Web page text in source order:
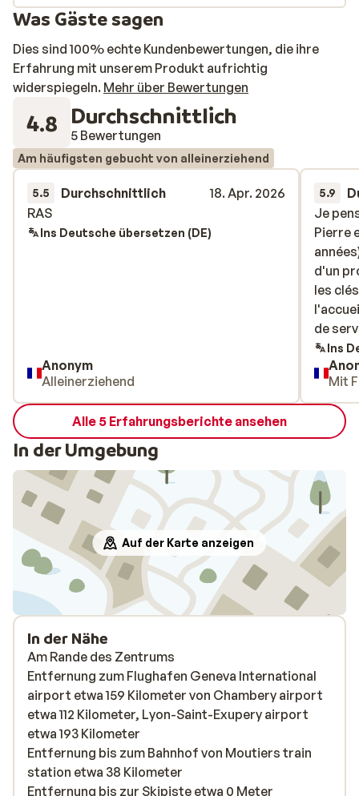
Was Gäste sagen
Dies sind 100% echte Kundenbewertungen, die ihre
Erfahrung mit unserem Produkt aufrichtig
widerspiegeln. Mehr über Bewertungen
4.8 Durchschnittlich
5 Bewertungen
Am häufigsten gebucht von alleinerziehend
5.5 Durchschnittlich
18. Apr. 2026
RAS
RAS
Ins Deutsche übersetzen (DE)
Anonym
Alleinerziehend
5.9
Je
Pierre
d'un
les
de
tarif
Je
Pierre
d'un
les
de
Ins
Mit
Alle 5 Erfahrungsberichte ansehen
In der Umgebung
Auf der Karte anzeigen
In der Nähe
Am Rande des Zentrums
Entfernung zum Flughafen Geneva International
airport etwa 159 Kilometer von Chambery airport
etwa 112 Kilometer, Lyon-Saint-Exupery airport
etwa 193 Kilometer
Entfernung bis zum Bahnhof von Moutiers train
station etwa 38 Kilometer
Entfernung bis zur Skipiste etwa 0 Meter